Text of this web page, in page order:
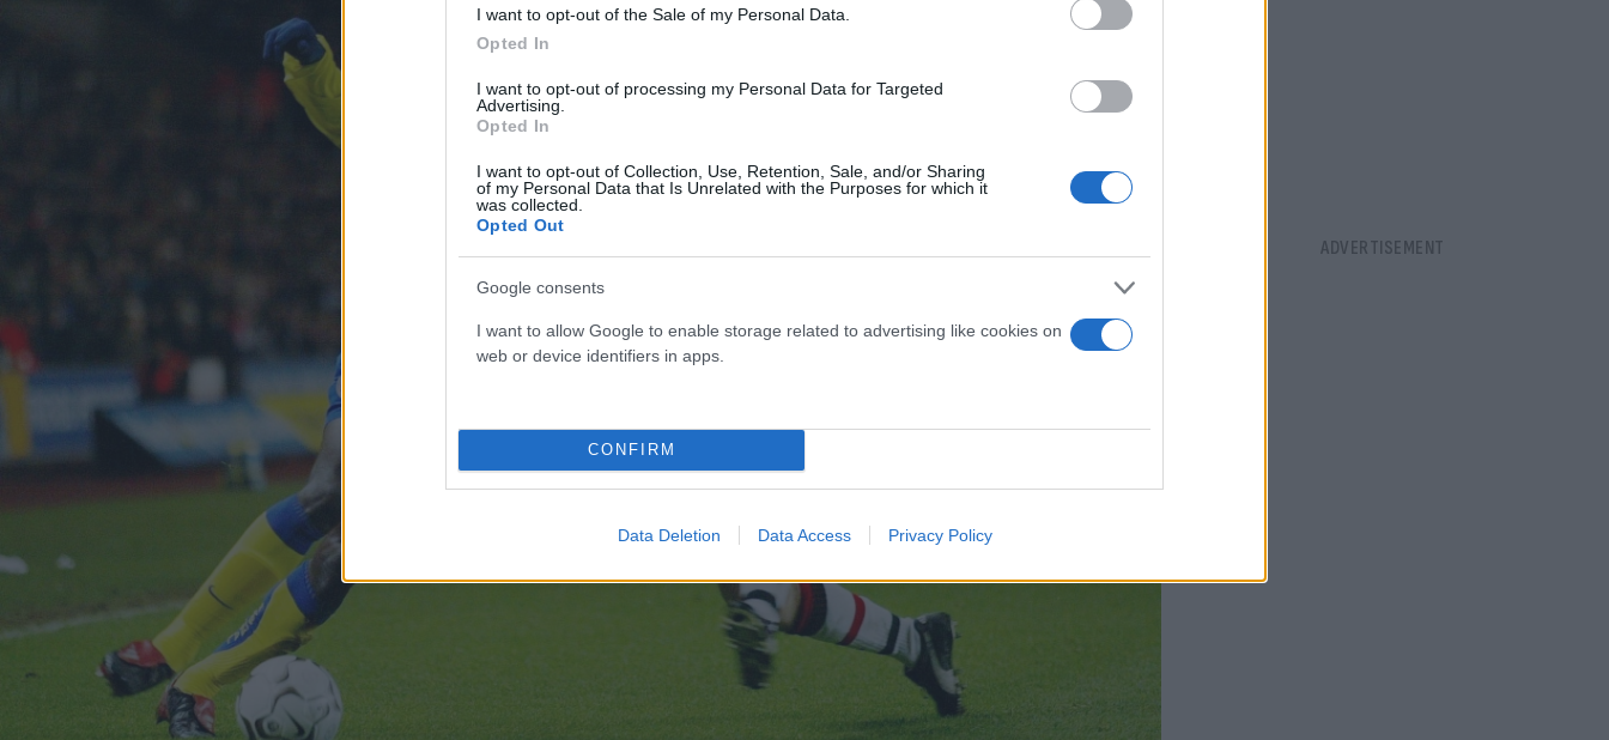
I want to opt-out of the Sale of my Personal Data.
Opted In
I want to opt-out of processing my Personal Data for Targeted
Advertising.
Opted In
I want to opt-out of Collection, Use, Retention, Sale, and/or Sharing
of my Personal Data that Is Unrelated with the Purposes for which it
was collected.
Opted Out
Google consents
I want to allow Google to enable storage related to advertising like cookies on
web or device identifiers in apps.
CONFIRM
Data Deletion Data Access Privacy Policy